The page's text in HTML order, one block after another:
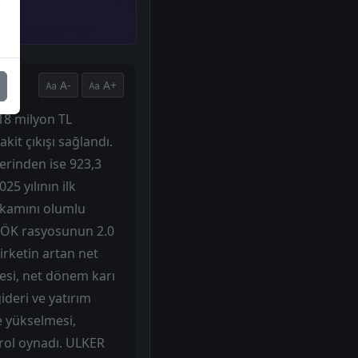
A- A+
milyon TL
çıkışı sağlandı.
ise 923,3
yılının ilk
olumlu
rasyosunun 2.0
artan net
net dönem karı
ve yatırım
yükselmesi,
oynadı. ULKER